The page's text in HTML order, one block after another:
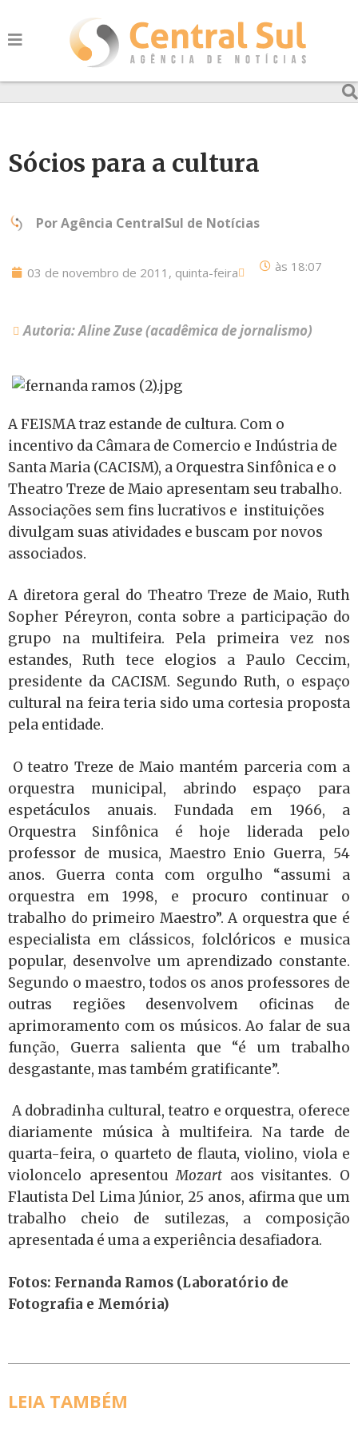
Sócios para a cultura
PorAgência CentralSul de Notícias
03 de novembro de 2011, quinta-feira às 18:07
Autoria: Aline Zuse (acadêmica de jornalismo)
A FEISMA traz estande de cultura. Com o
incentivo da Câmara de Comercio e Indústria de
Santa Maria (CACISM), a Orquestra Sinfônica e o
Theatro Treze de Maio apresentam seu trabalho.
Associações sem fins lucrativos e instituições
divulgam suas atividades e buscam por novos
associados.
A diretora geral do Theatro Treze de Maio, Ruth
Sopher Péreyron, conta sobre a participação do
grupo na multifeira. Pela primeira vez nos
estandes, Ruth tece elogios a Paulo Ceccim,
presidente da CACISM. Segundo Ruth, o espaço
cultural na feira teria sido uma cortesia proposta
pela entidade.
O teatro Treze de Maio mantém parceria com a
orquestra municipal, abrindo espaço para
espetáculos anuais. Fundada em 1966, a
Orquestra Sinfônica é hoje liderada pelo
professor de musica, Maestro Enio Guerra, 54
anos. Guerra conta com orgulho “assumi a
orquestra em 1998, e procuro continuar o
trabalho do primeiro Maestro”. A orquestra que é
especialista em clássicos, folclóricos e musica
popular, desenvolve um aprendizado constante.
Segundo o maestro, todos os anos professores de
outras regiões desenvolvem oficinas de
aprimoramento com os músicos. Ao falar de sua
função, Guerra salienta que “é um trabalho
desgastante, mas também gratificante”.
A dobradinha cultural, teatro e orquestra, oferece
diariamente música à multifeira. Na tarde de
quarta-feira, o quarteto de flauta, violino, viola e
violoncelo apresentouMozart aos visitantes. O
Flautista Del Lima Júnior, 25 anos, afirma que um
trabalho cheio de sutilezas, a composição
apresentada é uma a experiência desafiadora.
Fotos: Fernanda Ramos (Laboratório de
Fotografia e Memória)
LEIA TAMBÉM